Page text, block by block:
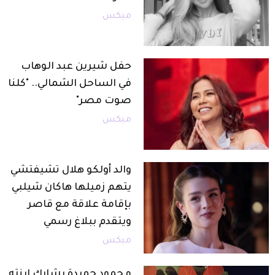
ميكس
حفل شيرين عبد الوهاب
في الساحل الشمالي.. "كلنا
صوت مصر"
ميكس
والد أولكو هلال تشيفتشي
يتهم زميلها هاكان شيلبي
بإقامة علاقة مع قاصر
ويتقدم ببلاغ رسمي
ميكس